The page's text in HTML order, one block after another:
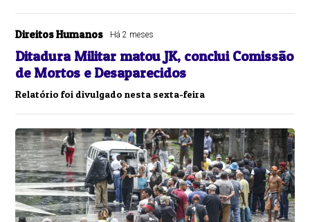
Direitos Humanos Há 2 meses
Ditadura Militar matou JK, conclui Comissão
de Mortos e Desaparecidos
Relatório foi divulgado nesta sexta-feira